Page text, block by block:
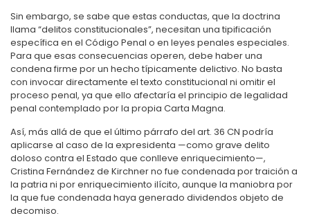
Sin embargo, se sabe que estas conductas, que la doctrina
llama “delitos constitucionales”, necesitan una tipificación
específica en el Código Penal o en leyes penales especiales.
Para que esas consecuencias operen, debe haber una
condena firme por un hecho típicamente delictivo. No basta
con invocar directamente el texto constitucional ni omitir el
proceso penal, ya que ello afectaría el principio de legalidad
penal contemplado por la propia Carta Magna.
Así, más allá de que el último párrafo del art. 36 CN podría
aplicarse al caso de la expresidenta —como grave delito
doloso contra el Estado que conlleve enriquecimiento—,
Cristina Fernández de Kirchner no fue condenada por traición a
la patria ni por enriquecimiento ilícito, aunque la maniobra por
la que fue condenada haya generado dividendos objeto de
decomiso.